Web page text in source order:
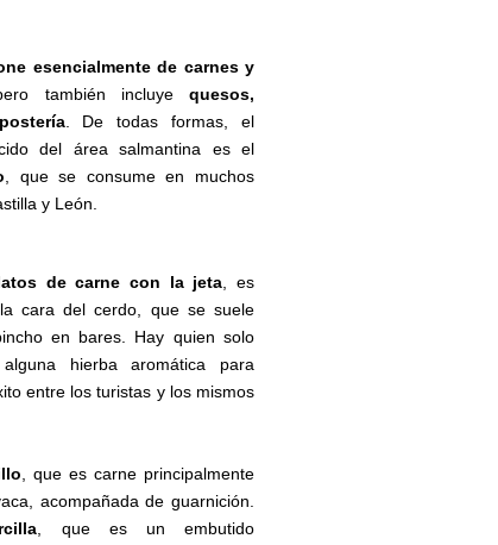
esencialmente de carnes y
también incluye quesos,
. De todas formas, el
del área salmantina es el
, que se consume en muchos
y León.
de carne con la jeta , es
cara del cerdo, que se suele
en bares. Hay quien solo
hierba aromática para
entre los turistas y los mismos
, que es carne principalmente
acompañada de guarnición.
, que es un embutido